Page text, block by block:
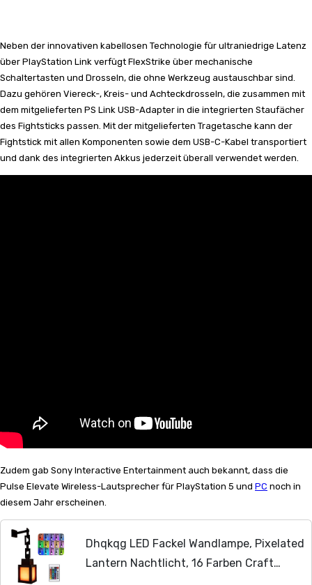
Neben der innovativen kabellosen Technologie für ultraniedrige Latenz
über PlayStation Link verfügt FlexStrike über mechanische
Schaltertasten und Drosseln, die ohne Werkzeug austauschbar sind.
Dazu gehören Viereck-, Kreis- und Achteckdrosseln, die zusammen mit
dem mitgelieferten PS Link USB-Adapter in die integrierten Staufächer
des Fightsticks passen. Mit der mitgelieferten Tragetasche kann der
Fightstick mit allen Komponenten sowie dem USB-C-Kabel transportiert
und dank des integrierten Akkus jederzeit überall verwendet werden.
Zudem gab Sony Interactive Entertainment auch bekannt, dass die
Pulse Elevate Wireless-Lautsprecher für PlayStation 5 und PC noch in
diesem Jahr erscheinen.
Dhqkqg LED Fackel Wandlampe, Pixelated
Lantern Nachtlicht, 16 Farben Craft